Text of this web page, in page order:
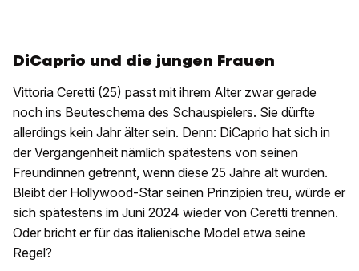
DiCaprio und die jungen Frauen
Vittoria Ceretti (25) passt mit ihrem Alter zwar gerade
noch ins Beuteschema des Schauspielers. Sie dürfte
allerdings kein Jahr älter sein. Denn: DiCaprio hat sich in
der Vergangenheit nämlich spätestens von seinen
Freundinnen getrennt, wenn diese 25 Jahre alt wurden.
Bleibt der Hollywood-Star seinen Prinzipien treu, würde er
sich spätestens im Juni 2024 wieder von Ceretti trennen.
Oder bricht er für das italienische Model etwa seine
Regel?